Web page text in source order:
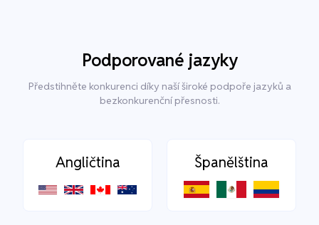
Podporované jazyky
Předstihněte konkurenci díky naší široké podpoře jazyků a
bezkonkurenční přesnosti.
Angličtina Španělština